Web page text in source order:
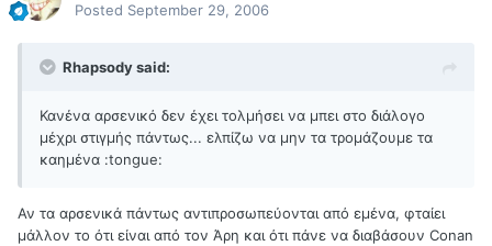
Posted September 29, 2006
Rhapsody said:
Κανένα αρσενικό δεν έχει τολμήσει να μπει στο διάλογο
μέχρι στιγμής πάντως... ελπίζω να μην τα τρομάζουμε τα
καημένα :tongue:
Αν τα αρσενικά πάντως αντιπροσωπεύονται από εμένα, φταίει
μάλλον το ότι είναι από τον Άρη και ότι πάνε να διαβάσουν Conan